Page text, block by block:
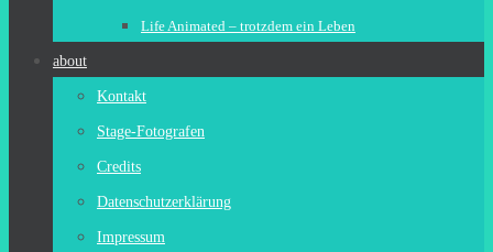
Life Animated – trotzdem ein Leben
about
Kontakt
Stage-Fotografen
Credits
Datenschutzerklärung
Impressum